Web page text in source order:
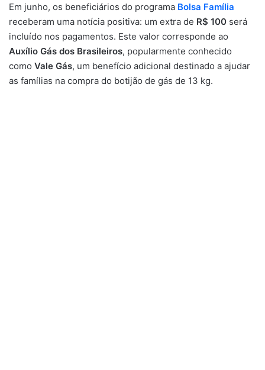
Em junho, os beneficiários do programa Bolsa Família
receberam uma notícia positiva: um extra de R$ 100 será
incluído nos pagamentos. Este valor corresponde ao
Auxílio Gás dos Brasileiros, popularmente conhecido
como Vale Gás, um benefício adicional destinado a ajudar
as famílias na compra do botijão de gás de 13 kg.